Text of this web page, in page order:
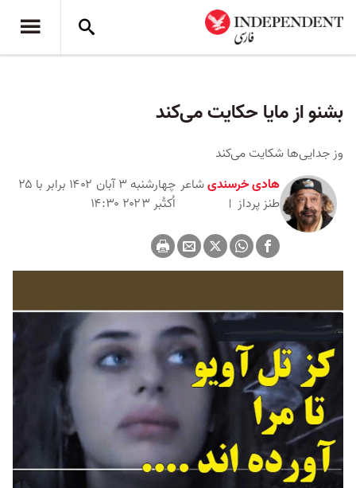
بشنو از مایا حکایت می‌کند
وز جدایی‌ها شکایت می‌کند
هادی خرسندیشاعر
طنز پرداز
چهارشنبه ۳ آبان ۱۴۰۲ برابر با ۲۵
اُکتُبر ۲۰۲۳ ۱۴:۳۰